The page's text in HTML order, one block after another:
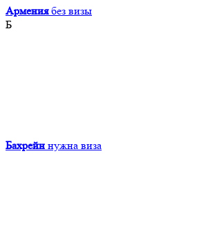
Армения без визы
Б
Бахрейн нужна виза